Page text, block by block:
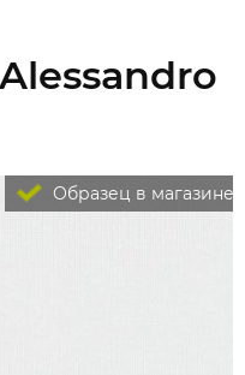
Образец в магазине